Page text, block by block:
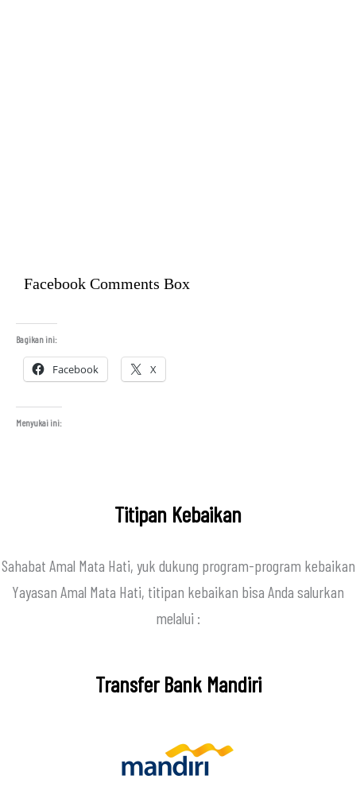
Facebook Comments Box
Bagikan ini:
Facebook X
Menyukai ini:
Titipan Kebaikan
Sahabat Amal Mata Hati, yuk dukung program-program kebaikan
Yayasan Amal Mata Hati, titipan kebaikan bisa Anda salurkan
melalui :
Transfer Bank Mandiri